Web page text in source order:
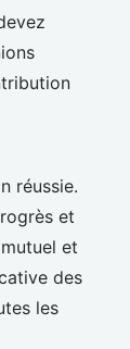
réussie.
et
et
des
les